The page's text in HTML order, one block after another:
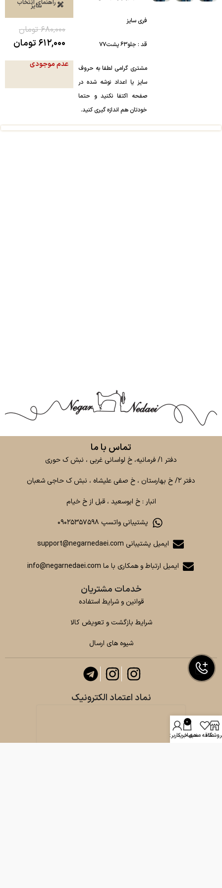
فری سایز
قد : جلو۶۳ پشت۷۷
مشتری گرامی لطفا به حروف
سایز یا اعداد نوشه شده در
صفحه اکتفا نکنید و حتما
خودتان هم اندازه گیری کنید.
راهنمای انتخاب
سایز
۶۸۰,۰۰۰ تومان
۶۱۲,۰۰۰ تومان
عدم موجودی
تماس با ما
دفتر ۱/ فرمانیه، خ لواسانی غربی ، نبش ک حوری
دفتر ۲/ خ بهارستان ، خ صفی علیشاه ، نبش ک حاجی شعبان
انبار : خ ابوسعید ، قبل از خ خیام
پشتیبانی واتسپ ۰۹۰۲۵۳۵۷۵۹۸
ایمیل پشتیبانی support@negarnedaei.com
ایمیل ارتباط و همکاری با ما info@negarnedaei.com
خدمات مشتریان
قوانین و شرایط استفاده
شرایط بازگشت و تعویض کالا
شیوه های ارسال
نماد اعتماد الکترونیک
علاقه مندی
0
سبد خرید
حساب کاربری من